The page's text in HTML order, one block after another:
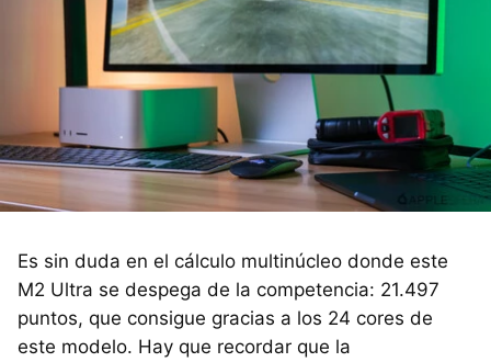
Es sin duda en el cálculo multinúcleo donde este
M2 Ultra se despega de la competencia: 21.497
puntos, que consigue gracias a los 24 cores de
este modelo. Hay que recordar que la